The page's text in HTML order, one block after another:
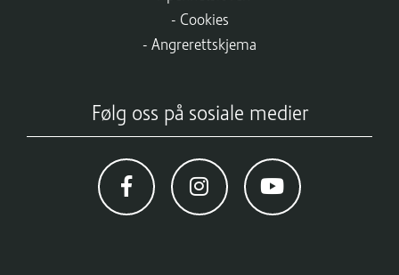
Cookies
Angrerettskjema
Følg oss på sosiale medier